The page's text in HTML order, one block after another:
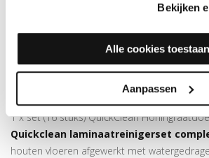
Bekijken
Alle cookies toestaan
Aanpassen
1 x Microfasedoek
1 x QuickClean Telescoopsteel Aluminium
1 x QuickClean Flacon 500 ml.
1 x set (16 stuks) QuickClean
Quickclean laminaatreinigerset
houten vloeren afgewerkt met